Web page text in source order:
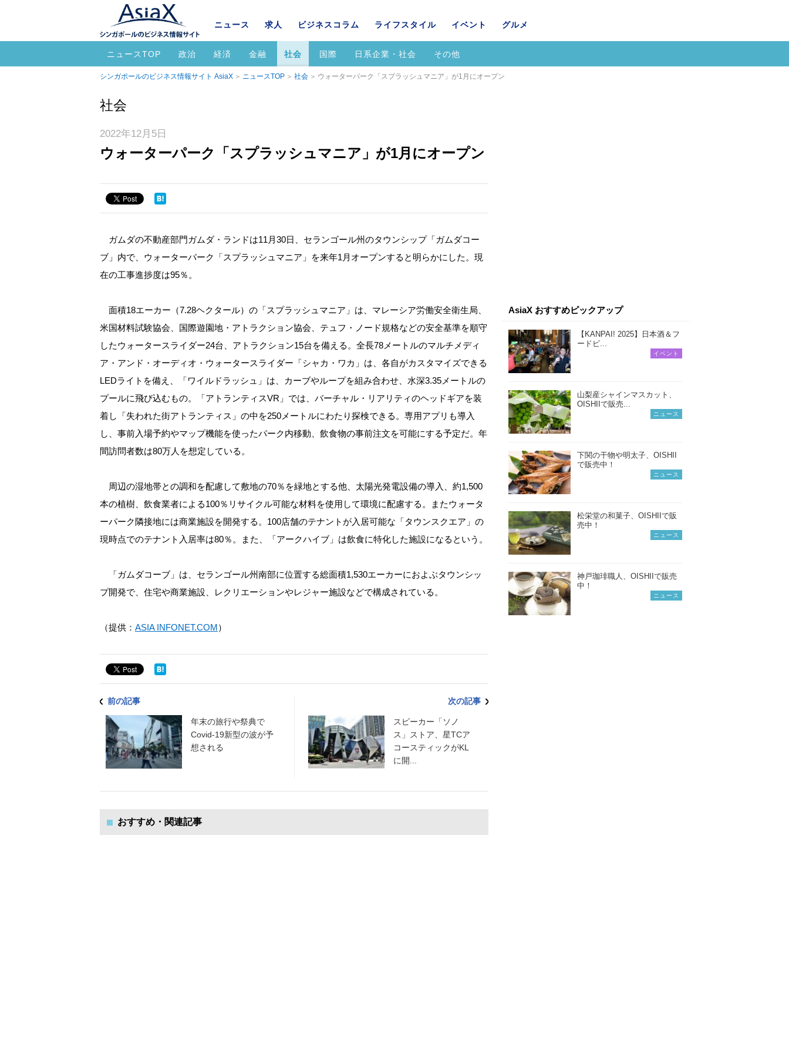
ニュース 求人 ビジネスコラム ライフスタイル イベント グルメ
ニュースTOP 政治 経済 金融 社会 国際 日系企業・社会 その他
シンガポールのビジネス情報サイト AsiaX ニュースTOP 社会 ウォーターパーク「スプラッシュマニア」が1月にオープン
社会
2022年12月5日
ウォーターパーク「スプラッシュマニア」が1月にオープン
ガムダの不動産部門ガムダ・ランドは11月30日、セランゴール州のタウンシップ「ガムダコー
ブ」内で、ウォーターパーク「スプラッシュマニア」を来年1月オープンすると明らかにした。現
在の工事進捗度は95％。
面積18エーカー（7.28ヘクタール）の「スプラッシュマニア」は、マレーシア労働安全衛生局、
米国材料試験協会、国際遊園地・アトラクション協会、テュフ・ノード規格などの安全基準を順守
したウォータースライダー24台、アトラクション15台を備える。全長78メートルのマルチメディ
ア・アンド・オーディオ・ウォータースライダー「シャカ・ワカ」は、各自がカスタマイズできる
LEDライトを備え、「ワイルドラッシュ」は、カーブやループを組み合わせ、水深3.35メートルの
プールに飛び込むもの。「アトランティスVR」では、バーチャル・リアリティのヘッドギアを装
着し「失われた街アトランティス」の中を250メートルにわたり探検できる。専用アプリも導入
し、事前入場予約やマップ機能を使ったパーク内移動、飲食物の事前注文を可能にする予定だ。年
間訪問者数は80万人を想定している。
周辺の湿地帯との調和を配慮して敷地の70％を緑地とする他、太陽光発電設備の導入、約1,500
本の植樹、飲食業者による100％リサイクル可能な材料を使用して環境に配慮する。またウォータ
ーパーク隣接地には商業施設を開発する。100店舗のテナントが入居可能な「タウンスクエア」の
現時点でのテナント入居率は80％。また、「アークハイブ」は飲食に特化した施設になるという。
「ガムダコーブ」は、セランゴール州南部に位置する総面積1,530エーカーにおよぶタウンシッ
プ開発で、住宅や商業施設、レクリエーションやレジャー施設などで構成されている。
（提供： ASIA INFONET.COM）
前の記事
年末の旅行や祭典で
Covid-19新型の波が予
想される
次の記事
スピーカー「ソノ
ス」ストア、星TCア
コースティックがKL
に開...
おすすめ・関連記事
AsiaX おすすめピックアップ
【KANPAI! 2025】日本酒＆フ
ードビ...
イベント
山梨産シャインマスカット、
OISHIIで販売...
ニュース
下関の干物や明太子、OISHII
で販売中！
ニュース
松栄堂の和菓子、OISHIIで販
売中！
ニュース
神戸珈琲職人、OISHIIで販売
中！
ニュース